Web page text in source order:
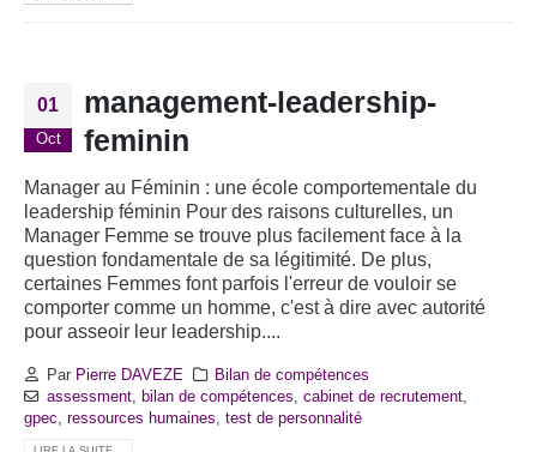
01
Oct
management-leadership-
feminin
Manager au Féminin : une école comportementale du
leadership féminin Pour des raisons culturelles, un
Manager Femme se trouve plus facilement face à la
question fondamentale de sa légitimité. De plus,
certaines Femmes font parfois l'erreur de vouloir se
comporter comme un homme, c'est à dire avec autorité
pour asseoir leur leadership....
Par Pierre DAVEZE
Bilan de compétences
assessment, bilan de compétences, cabinet de recrutement,
gpec, ressources humaines, test de personnalité